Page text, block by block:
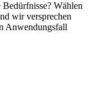
Wählen
wir versprechen
Anwendungsfall